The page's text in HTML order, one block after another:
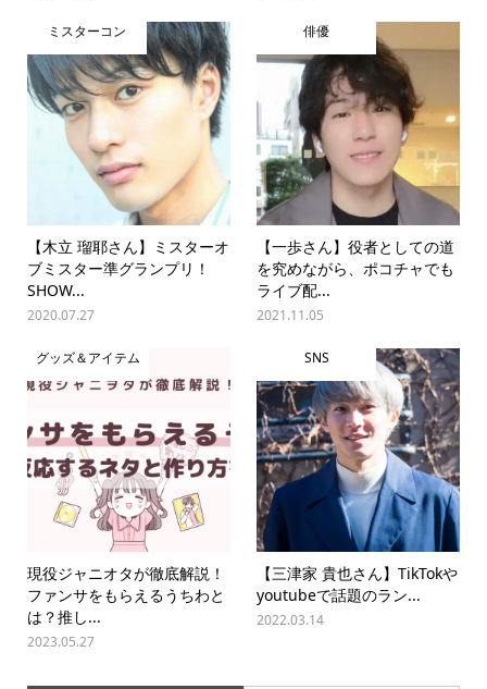
ミスターコン
【木立 瑠耶さん】ミスターオ
ブミスター準グランプリ！
SHOW...
2020.07.27
俳優
【一歩さん】役者としての道
を究めながら、ポコチャでも
ライブ配...
2021.11.05
グッズ＆アイテム
現役ジャニオタが徹底解説！
ファンサをもらえるうちわと
は？推し...
2023.05.27
SNS
【三津家 貴也さん】TikTokや
youtubeで話題のラン...
2022.03.14